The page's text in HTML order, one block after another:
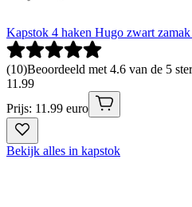
Kapstok 4 haken Hugo zwart
(10)Beoordeeld met 4.6 van de 5
11 .99
Prijs: 11.99 euro
Bekijk alles in kapstok